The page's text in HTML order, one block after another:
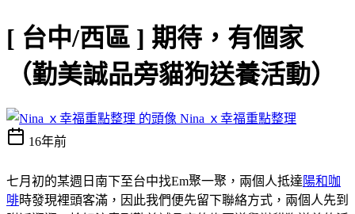
[ 台中/西區 ] 期待，有個家
（勤美誠品旁貓狗送養活動）
Nina ｘ幸福重點整理
16年前
七月初的某週日南下至台中找Em聚一聚，兩個人抵達 陽和咖
啡時發現裡頭客滿，因此我們便先留下聯絡方式，兩個人先到